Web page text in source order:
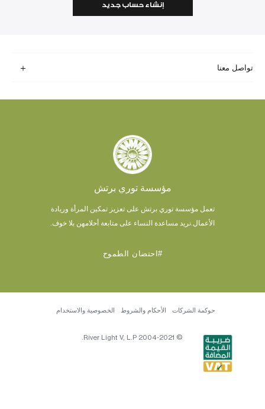
إنشاء حساب جديد
تواصل معنا
مؤسسة توري برتش
تعمل مؤسسة توري برتش على تعزيز تمكين المرأة وريادة
الأعمال. نريد مساعدة النساء على متابعة أحلامهن بلا خوف.
#احتضان الطموح
© 2004-2021 River Light V, L.P.
حوكمة الشركات الأحكام والشروط الخصوصية والاستخدام